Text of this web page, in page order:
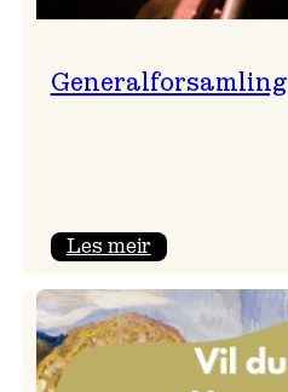
Generalforsamling
Les meir: